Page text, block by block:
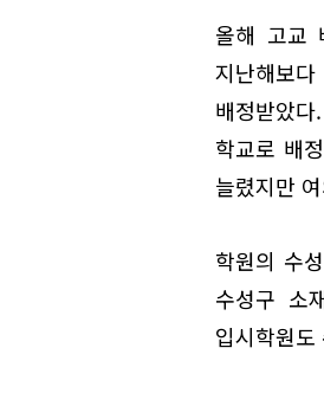
올해 고교
지난해보
배정받았
학교로 배
늘렸지만
학원의 수
수성구 소
입시학원